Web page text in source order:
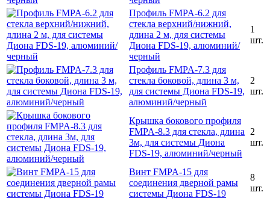
Профиль FMPA-6.2 для
стекла верхний/нижний,
длина 2 м, для системы
Диона FDS-19, алюминий/
черный
1
шт.
Профиль FMPA-7.3 для
стекла боковой, длина 3 м,
для системы Диона FDS-19,
алюминий/черный
2
шт.
Крышка бокового профиля
FMPA-8.3 для стекла, длина
3м, для системы Диона
FDS-19, алюминий/черный
2
шт.
Винт FMPA-15 для
соединения дверной рамы
системы Диона FDS-19
8
шт.